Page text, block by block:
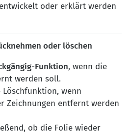
oder erklärt werden
oder löschen
Funktion, wenn die
werden soll.
Löschfunktion, wenn
Zeichnungen entfernt werden
ob die Folie wieder